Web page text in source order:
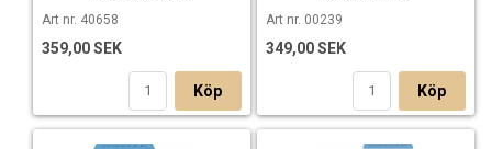
Art nr. 40658
359,00 SEK
Köp
Art nr. 00239
349,00 SEK
Köp